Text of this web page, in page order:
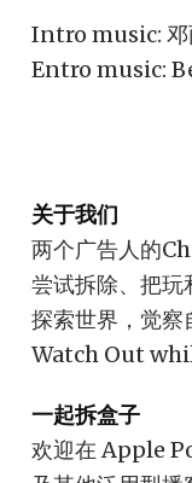
Intro music: 邓
Entro music:
关于我们
两个广告人的
尝试拆除、把玩
探索世界，觉察
Watch Out
一起拆盒子
欢迎在 Apple